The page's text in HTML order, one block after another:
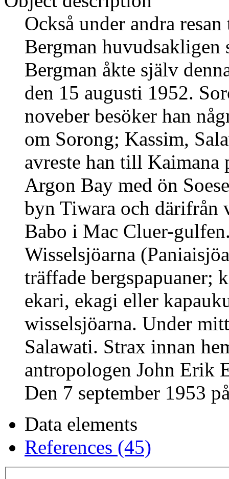
Också under andra
Bergman
Bergman åkte själv
den 15 augusti 1952.
noveber besöker han
om Sorong; Kassim,
avreste han till
Argon Bay med ön
byn Tiwara och därifrån
Babo i Mac Cluer-
Wisselsjöarna
träffade bergspapuaner;
ekari, ekagi eller
wisselsjöarna. Under
Salawati. Strax innan
antropologen John Erik
Den 7 september 1953
Data elements
References (45)